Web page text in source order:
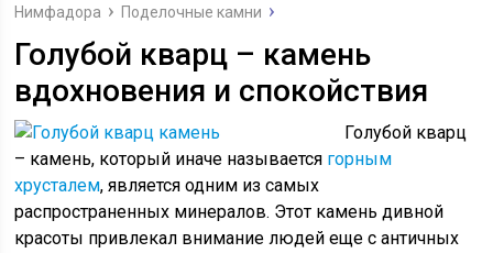
Нимфадора Поделочные камни
Голубой кварц – камень
вдохновения и спокойствия
Голубой кварц
– камень, который иначе называется горным
хрусталем, является одним из самых
распространенных минералов. Этот камень дивной
красоты привлекал внимание людей еще с античных